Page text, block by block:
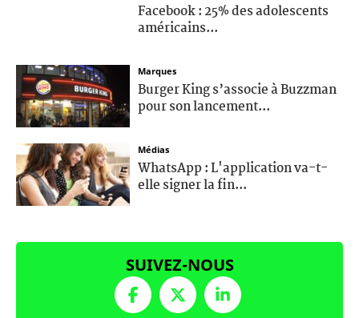
Facebook : 25% des adolescents
américains...
Marques
Burger King s’associe à Buzzman
pour son lancement...
Médias
WhatsApp : L'application va-t-
elle signer la fin...
SUIVEZ-NOUS